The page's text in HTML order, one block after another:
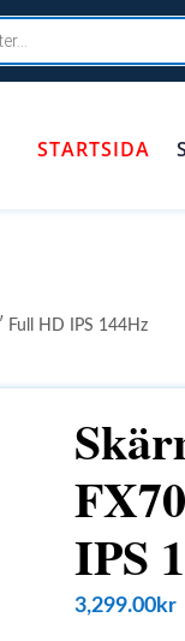
STARTSIDA
Full HD IPS 144Hz
IPS
3,299.00kr